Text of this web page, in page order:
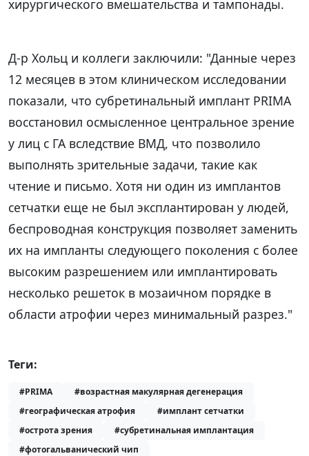
хирургического вмешательства и тампонады.
Д-р Хольц и коллеги заключили: "Данные через
12 месяцев в этом клиническом исследовании
показали, что субретинальный имплант PRIMA
восстановил осмысленное центральное зрение
у лиц с ГА вследствие ВМД, что позволило
выполнять зрительные задачи, такие как
чтение и письмо. Хотя ни один из имплантов
сетчатки еще не был эксплантирован у людей,
беспроводная конструкция позволяет заменить
их на импланты следующего поколения с более
высоким разрешением или имплантировать
несколько решеток в мозаичном порядке в
области атрофии через минимальный разрез."
Теги:
#PRIMA
#возрастная макулярная дегенерация
#географическая атрофия
#имплант сетчатки
#острота зрения
#субретинальная имплантация
#фотогальванический чип